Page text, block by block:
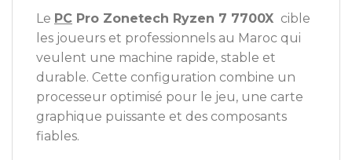
Le PC Pro Zonetech Ryzen 7 7700X cible
les joueurs et professionnels au Maroc qui
veulent une machine rapide, stable et
durable. Cette configuration combine un
processeur optimisé pour le jeu, une carte
graphique puissante et des composants
fiables.